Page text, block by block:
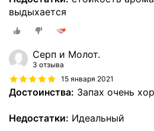
выдыхается
Серп и Молот.
3 отзыва
15 января 2021
Достоинства: Запах очень
Недостатки: Идеальный